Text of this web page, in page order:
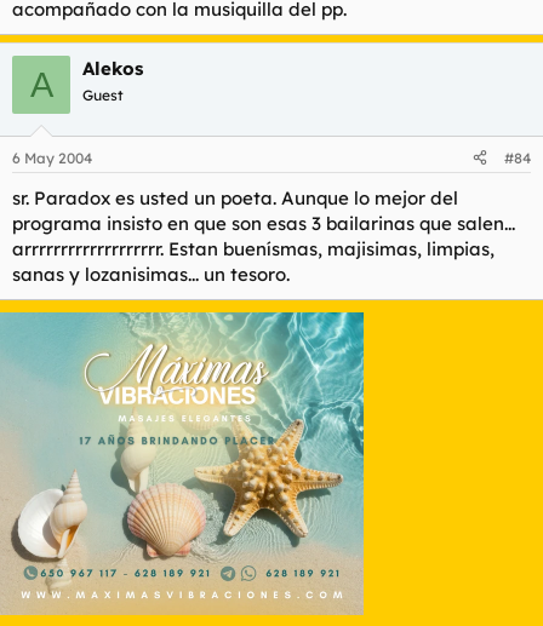
acompañado con la musiquilla del pp.
A Alekos
Guest
6 May 2004 #84
sr. Paradox es usted un poeta. Aunque lo mejor del
programa insisto en que son esas 3 bailarinas que salen...
arrrrrrrrrrrrrrrrrrr. Estan buenísmas, majisimas, limpias,
sanas y lozanisimas... un tesoro.